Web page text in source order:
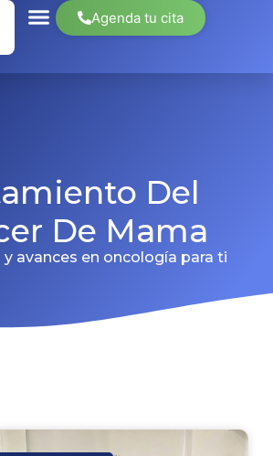
Agenda tu cita
Del
De Mama
avances en oncología para ti